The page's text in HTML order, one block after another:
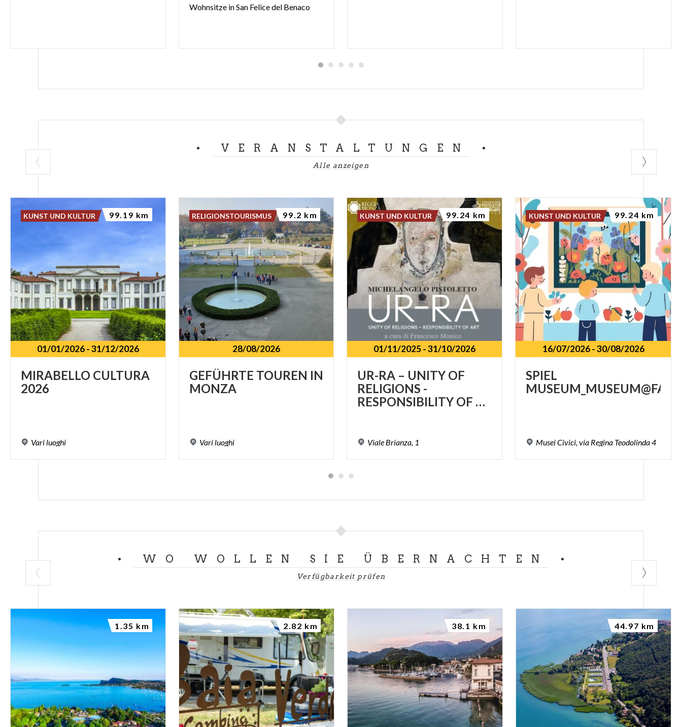
Wohnsitze inSan Felicedel Benaco
VERANSTALTUNGEN
Alle anzeigen
01/01/2026-31/12/2026
MIRABELLO CULTURA
2026
Variluoghi
KUNST UND KULTUR 99.19 km
28/08/2026
GEFÜHRTE TOUREN IN
MONZA
Variluoghi
RELIGIONSTOURISMUS 99.2 km
01/11/2025-31/10/2026
UR-RA – UNITY OF
RELIGIONS -
RESPONSIBILITY OF ART
Viale Brianza, 1
KUNST UND KULTUR 99.24 km
16/07/2026-30/08/2026
SPIEL
MuseiCivici,via Regina Teodolinda4
KUNST UND KULTUR 99.24 km
WO WOLLEN SIE ÜBERNACHTEN
Verfügbarkeit prüfen
1.35 km 2.82 km 38.1 km 44.97 km